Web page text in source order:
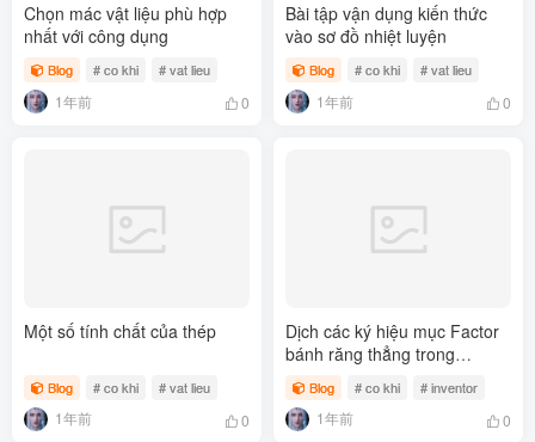
Chọn mác vật liệu phù hợp
nhất với công dụng
Blog # co khi # vat lieu
1年前 0
Bài tập vận dụng kiến thức
vào sơ đồ nhiệt luyện
Blog # co khi # vat lieu
1年前 0
Một số tính chất của thép
Blog # co khi # vat lieu
1年前 0
Dịch các ký hiệu mục Factor
bánh răng thẳng trong
Inventor
Blog # co khi # inventor
1年前 0